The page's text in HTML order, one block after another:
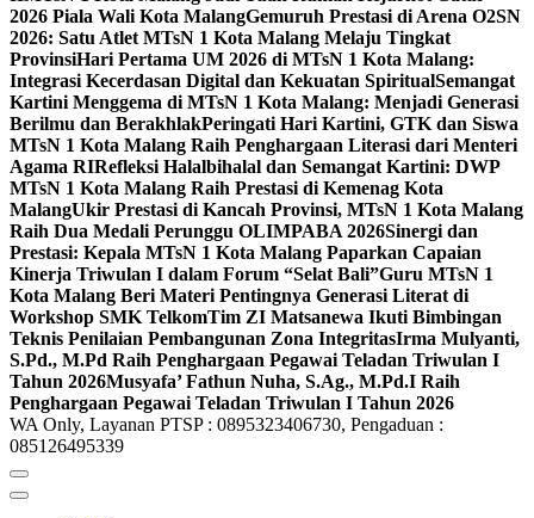
2026 Piala Wali Kota MalangGemuruh Prestasi di Arena O2SN
2026: Satu Atlet MTsN 1 Kota Malang Melaju Tingkat
ProvinsiHari Pertama UM 2026 di MTsN 1 Kota Malang:
Integrasi Kecerdasan Digital dan Kekuatan SpiritualSemangat
Kartini Menggema di MTsN 1 Kota Malang: Menjadi Generasi
Berilmu dan BerakhlakPeringati Hari Kartini, GTK dan Siswa
MTsN 1 Kota Malang Raih Penghargaan Literasi dari Menteri
Agama RIRefleksi Halalbihalal dan Semangat Kartini: DWP
MTsN 1 Kota Malang Raih Prestasi di Kemenag Kota
MalangUkir Prestasi di Kancah Provinsi, MTsN 1 Kota Malang
Raih Dua Medali Perunggu OLIMPABA 2026Sinergi dan
Prestasi: Kepala MTsN 1 Kota Malang Paparkan Capaian
Kinerja Triwulan I dalam Forum “Selat Bali”Guru MTsN 1
Kota Malang Beri Materi Pentingnya Generasi Literat di
Workshop SMK TelkomTim ZI Matsanewa Ikuti Bimbingan
Teknis Penilaian Pembangunan Zona IntegritasIrma Mulyanti,
S.Pd., M.Pd Raih Penghargaan Pegawai Teladan Triwulan I
Tahun 2026Musyafa’ Fathun Nuha, S.Ag., M.Pd.I Raih
Penghargaan Pegawai Teladan Triwulan I Tahun 2026
WA Only, Layanan PTSP : 0895323406730, Pengaduan :
085126495339